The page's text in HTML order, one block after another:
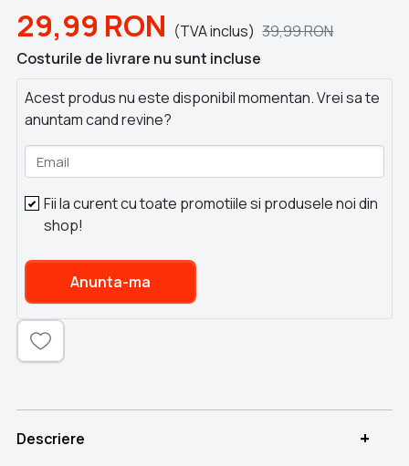
29,99 RON (TVA inclus) 39,99RON
Costurile de livrare nu sunt incluse
Acest produs nu este disponibil momentan. Vrei sa te
anuntam cand revine?
Email
Fii la curent cu toate promotiile si produsele noi din
shop!
Anunta-ma
Descriere +